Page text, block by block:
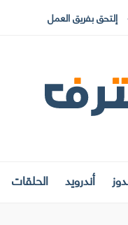
إلتحق بفريق العمل
أندرويد الحلقات